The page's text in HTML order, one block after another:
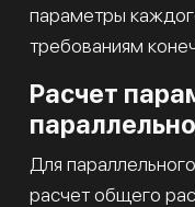
параметры
требованиям
Расчет
Для
расчет общего